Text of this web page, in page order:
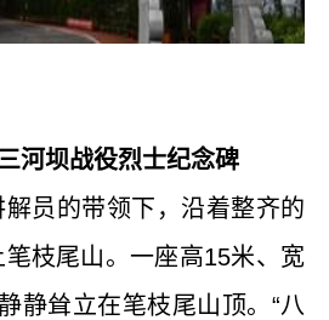
三河坝战役烈士纪念碑
员的带领下，沿着整齐的
枝尾山。一座高15米、宽
静耸立在笔枝尾山顶。“八